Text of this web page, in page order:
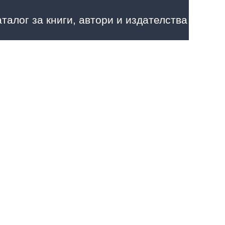
за книги, автори и издателства